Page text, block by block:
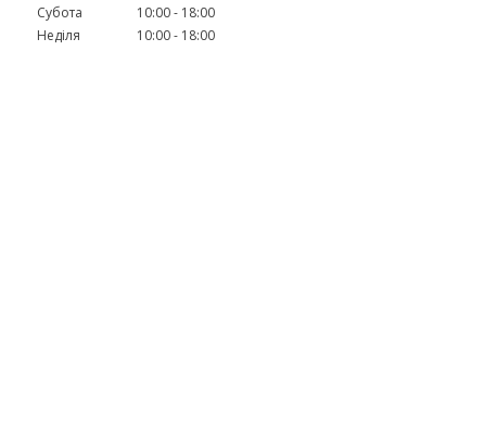
Субота
10:00
18:00
Неділя
10:00 18:00